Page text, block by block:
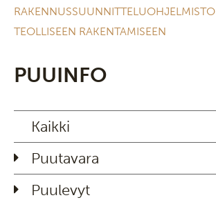
RAKENNUSSUUNNITTELUOHJELMISTO
TEOLLISEEN RAKENTAMISEEN
PUUINFO
Kaikki
Puutavara
Puulevyt